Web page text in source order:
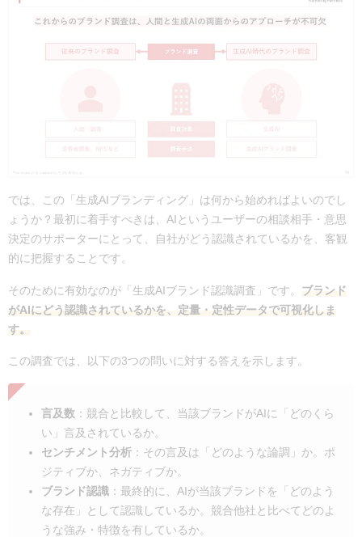
では、この「生成AIブランディング」は何から始めればよいのでし
ょうか？最初に着手すべきは、 AIというユーザーの相談相手・意思
決定のサポーターにとって、自社がどう認識されているかを、客観
的に把握することです。
そのために有効なのが「 生成AIブランド認識調査 」です。 ブランド
がAIにどう認識されているかを、定量・定性データで可視化しま
す。
この調査では、以下の3つの問いに対する答えを示します。
言及数：競合と比較して、当該ブランドがAIに「どのくら
い」言及されているか。
センチメント分析：その言及は「どのような論調」か。ポ
ジティブか、ネガティブか。
ブランド認識：最終的に、AIが当該ブランドを「どのよう
な存在」として認識しているか。競合他社と比べてどのよ
うな強み・特徴を有しているか。